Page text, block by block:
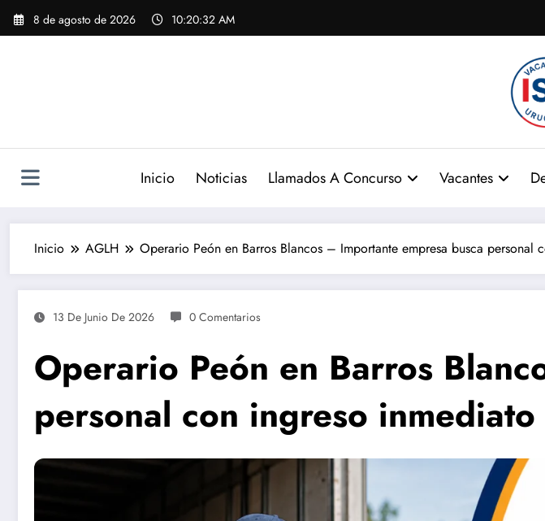
Saltar
8 de agosto de 2026 10:20:33 AM
Inicio Noticias Llamados A Concurso Vacantes
Inicio AGLH Operario Peón en Barros Blancos – Importante empresa busca personal
13 De Junio De 2026 0 Comentarios
Operario Peón en Barros
personal con ingreso inmediato